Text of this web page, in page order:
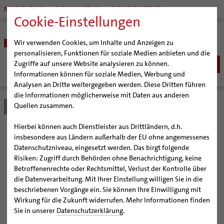
Cookie-Einstellungen
Wir verwenden Cookies, um Inhalte und Anzeigen zu
personalisieren, Funktionen für soziale Medien anbieten und die
Zugriffe auf unsere Website analysieren zu können.
Informationen können für soziale Medien, Werbung und
Analysen an Dritte weitergegeben werden. Diese Dritten führen
die Informationen möglicherweise mit Daten aus anderen
Quellen zusammen.
Hierbei können auch Dienstleister aus Drittländern, d.h.
insbesondere aus Ländern außerhalb der EU ohne angemessenes
Datenschutzniveau, eingesetzt werden. Das birgt folgende
Risiken: Zugriff durch Behörden ohne Benachrichtigung, keine
Betroffenenrechte oder Rechtsmittel, Verlust der Kontrolle über
die Datenverarbeitung. Mit Ihrer Einstellung willigen Sie in die
beschriebenen Vorgänge ein. Sie können Ihre Einwilligung mit
Wirkung für die Zukunft widerrufen. Mehr Informationen finden
Sie in unserer Datenschutzerklärung.
MARIENDOM DOMMUSEUM DOMBIBLIOTHEK
BISTUM
Bischöfe
Weihbischof Dr. Martin Marahrens
Bischof em. Norbert Trelle
Weihbischof em. Bongartz
Weihbischof em. Schwerdtfeger
Weihbischof em. Koitz
Bischof em. Dr. Wüstenberg
Generalvikariat
Gremien
Diözesangericht
Gemeindegremien
Pfarrgemeinden
Hildesheimer Dom
Virtueller Rundgang durch den Dom
Tausendjähriger Rosenstock
Die Hildesheimer Dommusik
Wallfahrten | Pilgern
Termine Wallfahrten und Pilgern
Jakobswege im Bistum Hildesheim
Veranstaltungen
Strategieprozess
Jugend
Bistum Hildesheim
Kunstwerk von Anna Ullrich
wird dauerhaft im
Dommuseum Hildesheim
ausgestellt